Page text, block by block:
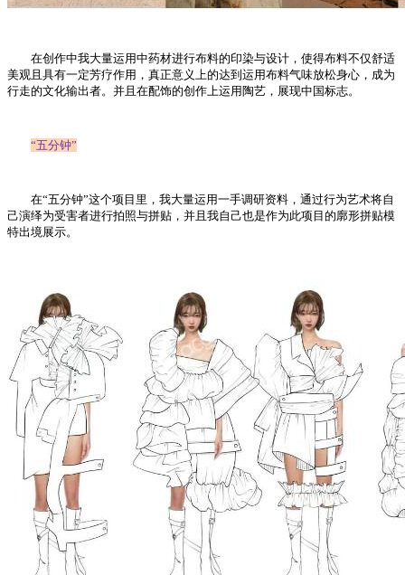
在创作中我大量运用中药材进行布料的印染与设计，使得布料不仅舒适
美观且具有一定芳疗作用，真正意义上的达到运用布料气味放松身心，成为
行走的文化输出者。并且在配饰的创作上运用陶艺，展现中国标志。
“五分钟”
在“五分钟”这个项目里，我大量运用一手调研资料，通过行为艺术将自
己演绎为受害者进行拍照与拼贴，并且我自己也是作为此项目的廓形拼贴模
特出境展示。